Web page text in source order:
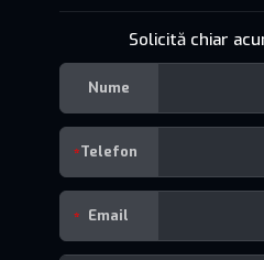
Solicită chiar
Nume
Telefon
Email